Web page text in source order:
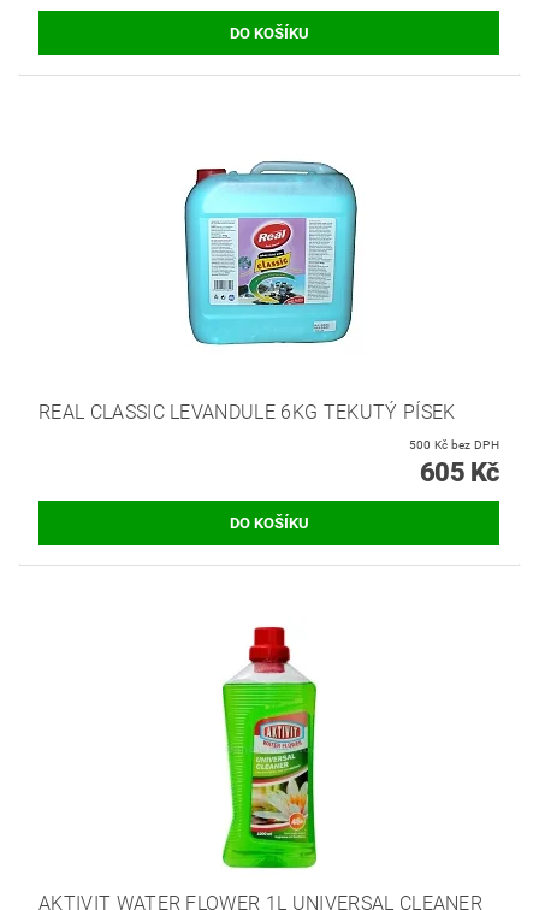
REAL CLASSIC LEVANDULE 6KG TEKUTÝ PÍSEK
500 Kč bez DPH
605 Kč
AKTIVIT WATER FLOWER 1L UNIVERSAL CLEANER